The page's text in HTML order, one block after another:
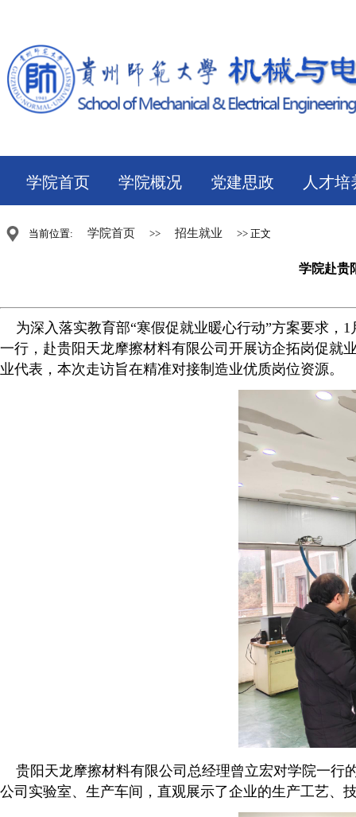
学院首页 学院概况 党建思政 人才培
当前位置: 学院首页 >> 招生就业 >> 正文
学院赴贵
为深入落实教育部“寒假促就业暖心行动”方案要求， 1
一行，赴贵阳天龙摩擦材料有限公司开展访企拓岗促就
业代表，本次走访旨在精准对接制造业优质岗位资源。
贵阳天龙摩擦材料有限公司总经理曾立宏对学院一行
公司实验室、生产车间，直观展示了企业的生产工艺、